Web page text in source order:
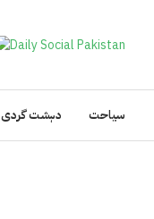
دہشت گردی سیاحت